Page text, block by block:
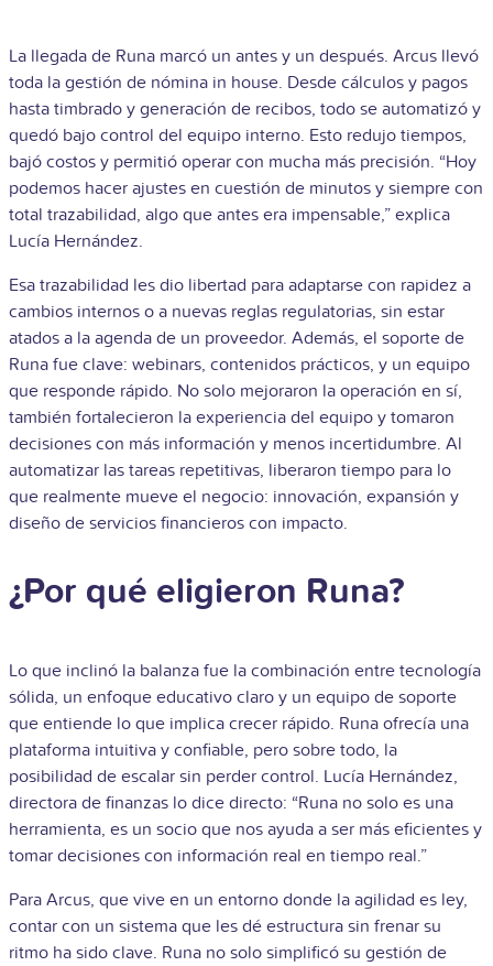
La llegada de Runa marcó un antes y un después. Arcus llevó
toda la gestión de nómina in house. Desde cálculos y pagos
hasta timbrado y generación de recibos, todo se automatizó y
quedó bajo control del equipo interno. Esto redujo tiempos,
bajó costos y permitió operar con mucha más precisión. “Hoy
podemos hacer ajustes en cuestión de minutos y siempre con
total trazabilidad, algo que antes era impensable,” explica
Lucía Hernández.
Esa trazabilidad les dio libertad para adaptarse con rapidez a
cambios internos o a nuevas reglas regulatorias, sin estar
atados a la agenda de un proveedor. Además, el soporte de
Runa fue clave: webinars, contenidos prácticos, y un equipo
que responde rápido. No solo mejoraron la operación en sí,
también fortalecieron la experiencia del equipo y tomaron
decisiones con más información y menos incertidumbre. Al
automatizar las tareas repetitivas, liberaron tiempo para lo
que realmente mueve el negocio: innovación, expansión y
diseño de servicios financieros con impacto.
¿Por qué eligieron Runa?
Lo que inclinó la balanza fue la combinación entre tecnología
sólida, un enfoque educativo claro y un equipo de soporte
que entiende lo que implica crecer rápido. Runa ofrecía una
plataforma intuitiva y confiable, pero sobre todo, la
posibilidad de escalar sin perder control. Lucía Hernández,
directora de finanzas lo dice directo: “Runa no solo es una
herramienta, es un socio que nos ayuda a ser más eficientes y
tomar decisiones con información real en tiempo real.”
Para Arcus, que vive en un entorno donde la agilidad es ley,
contar con un sistema que les dé estructura sin frenar su
ritmo ha sido clave. Runa no solo simplificó su gestión de